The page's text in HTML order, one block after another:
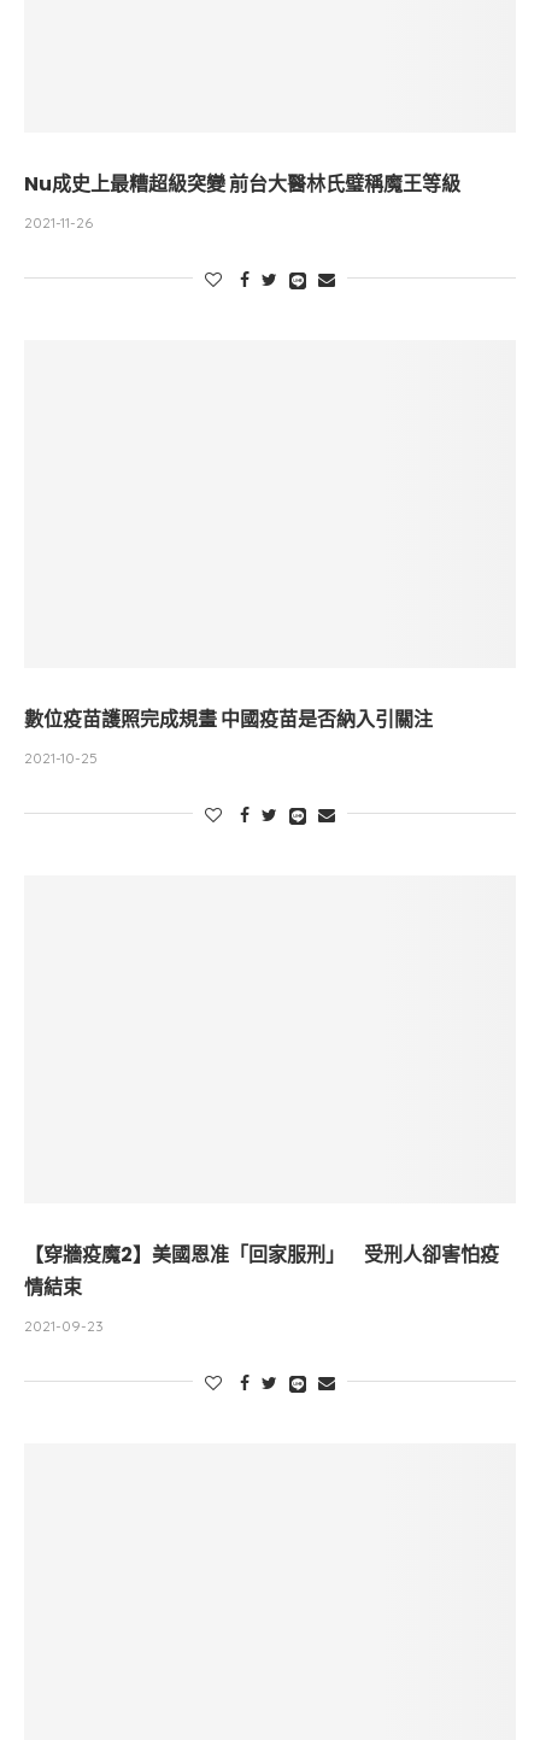
Nu成史上最糟超級突變 前台大醫林氏璧稱魔王等級
2021-11-26
數位疫苗護照完成規畫 中國疫苗是否納入引關注
2021-10-25
【穿牆疫魔2】美國恩准「回家服刑」 受刑人卻害怕疫
情結束
2021-09-23